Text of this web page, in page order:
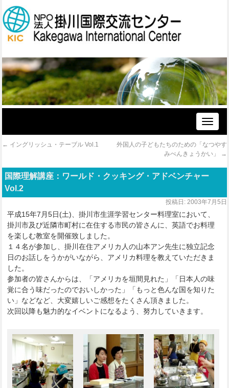
Toggle
← イングリッシュ・テーブル Vol.1
外国人の子どもたちのための「なつやす
みべんきょうかい」
→
国際理解講座：ワールド・クッキング・アドベンチャー
Vol.2
投稿日: 2003年7月5日
平成15年7月5日(土)、掛川市生涯学習センター料理室において、
掛川市及び近隣市町村に在住する市民の皆さんに、英語でお料理
を楽しむ教室を開催致しました。
１４名が参加し、掛川在住アメリカ人の山本アン先生に独立記念
日のお話しをうかがいながら、アメリカ料理を教えていただきま
した。
参加者の皆さんからは、「アメリカを垣間見れた」「日本人の味
覚に合う味だったのでおいしかった」「もっと色んな国を知りた
い」などなど、大変嬉しいご感想をたくさん頂きました。
次回以降も魅力的なイベントになるよう、努力していきます。